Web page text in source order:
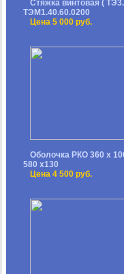
Стяжка винтовая (
ТЭМ1.40.60.0200
Цена 5 000 руб.
Оболочка РКО 360 х
580 х130
Цена 4 500 руб.